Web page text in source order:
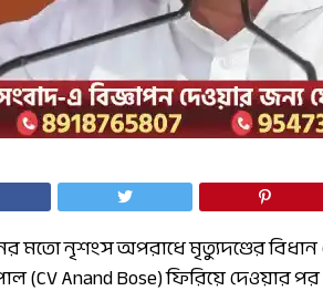
মতো নৃশংস অপরাধে মৃত্যুদণ্ডের
(CV Anand Bose) ফিরিয়ে